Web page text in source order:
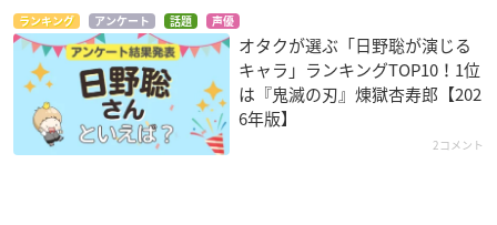
ランキング アンケート 話題 声優
オタクが選ぶ「日野聡が演じる
キャラ」ランキングTOP10！1位
は『鬼滅の刃』煉󠄁獄杏寿郎【202
6年版】
2コメント